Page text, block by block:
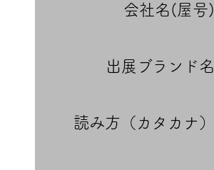
会社名(屋号)
出展ブランド名
読み方（カタカナ）